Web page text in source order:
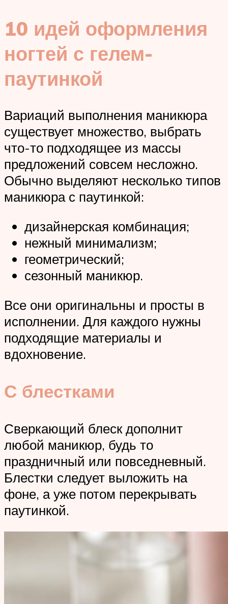
10 идей оформления
ногтей с гелем-
паутинкой
Вариаций выполнения маникюра
существует множество, выбрать
что-то подходящее из массы
предложений совсем несложно.
Обычно выделяют несколько типов
маникюра с паутинкой:
дизайнерская комбинация;
нежный минимализм;
геометрический;
сезонный маникюр.
Все они оригинальны и просты в
исполнении. Для каждого нужны
подходящие материалы и
вдохновение.
С блестками
Сверкающий блеск дополнит
любой маникюр, будь то
праздничный или повседневный.
Блестки следует выложить на
фоне, а уже потом перекрывать
паутинкой.